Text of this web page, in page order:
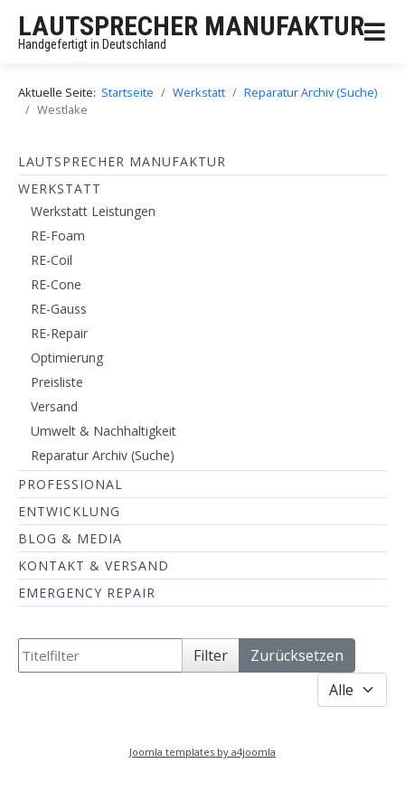
LAUTSPRECHER MANUFAKTUR
Handgefertigt in Deutschland
Aktuelle Seite: Startseite Werkstatt
Reparatur Archiv (Suche)
Westlake
LAUTSPRECHER MANUFAKTUR
WERKSTATT
Werkstatt Leistungen
RE-Foam
RE-Coil
RE-Cone
RE-Gauss
RE-Repair
Optimierung
Preisliste
Versand
Umwelt & Nachhaltigkeit
Reparatur Archiv (Suche)
PROFESSIONAL
ENTWICKLUNG
BLOG & MEDIA
KONTAKT & VERSAND
EMERGENCY REPAIR
Titelfilter Filter Zurücksetzen
Anzeige #
Joomla templates by a4joomla